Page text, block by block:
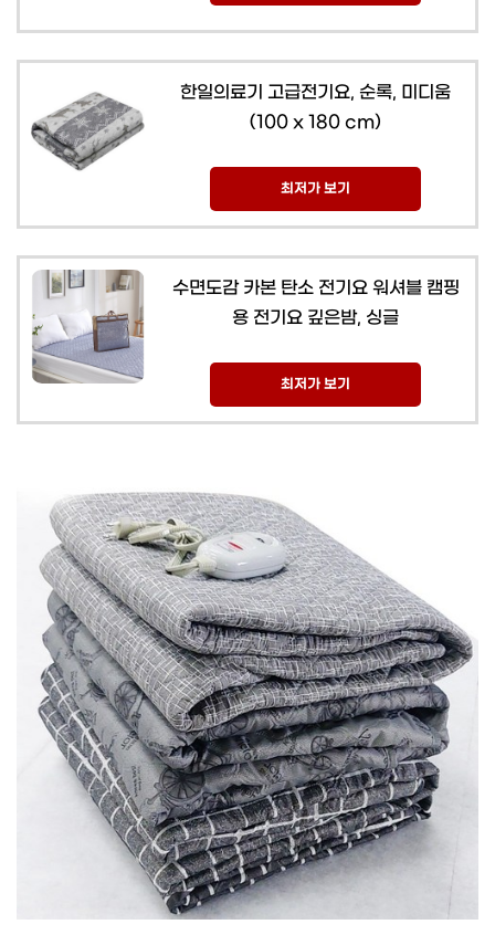
한일의료기 고급전기요, 순록, 미디움
(100 x 180 cm)
최저가 보기
수면도감 카본 탄소 전기요 워셔블 캠핑
용 전기요 깊은밤, 싱글
최저가 보기